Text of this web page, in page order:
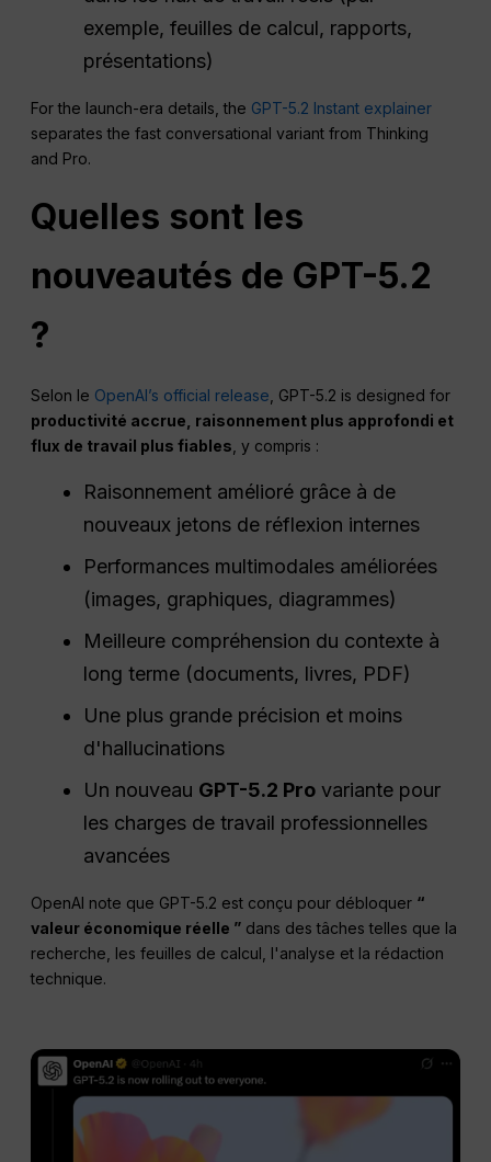
exemple, feuilles de calcul, rapports,
présentations)
For the launch-era details, the GPT-5.2 Instant explainer
separates the fast conversational variant from Thinking
and Pro.
Quelles sont les
nouveautés de GPT-5.2
?
Selon le OpenAI’s official release , GPT-5.2 is designed for
productivité accrue, raisonnement plus approfondi et
flux de travail plus fiables , y compris :
Raisonnement amélioré grâce à de
nouveaux jetons de réflexion internes
Performances multimodales améliorées
(images, graphiques, diagrammes)
Meilleure compréhension du contexte à
long terme (documents, livres, PDF)
Une plus grande précision et moins
d'hallucinations
Un nouveau GPT-5.2 Pro variante pour
les charges de travail professionnelles
avancées
OpenAI note que GPT-5.2 est conçu pour débloquer “
valeur économique réelle ” dans des tâches telles que la
recherche, les feuilles de calcul, l'analyse et la rédaction
technique.